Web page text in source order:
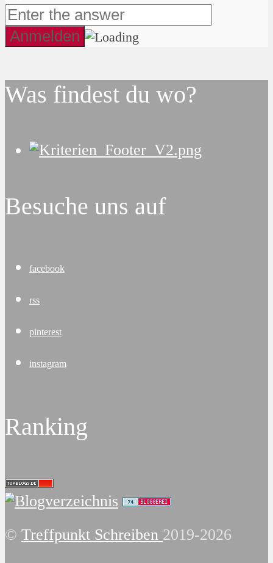
Was findest du wo?
Besuche uns auf
facebook
rss
pinterest
instagram
Ranking
© Treffpunkt Schreiben 2019-2026